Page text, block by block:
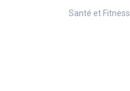
Santé et Fitness